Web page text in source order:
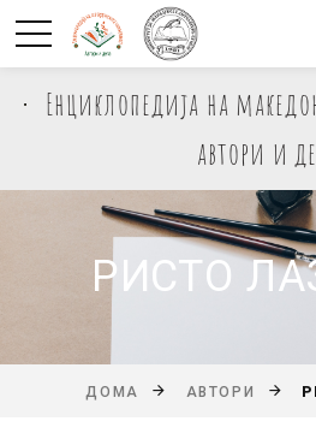
Енциклопедија на
автори и
РИСТО
ДОМА АВТОРИ